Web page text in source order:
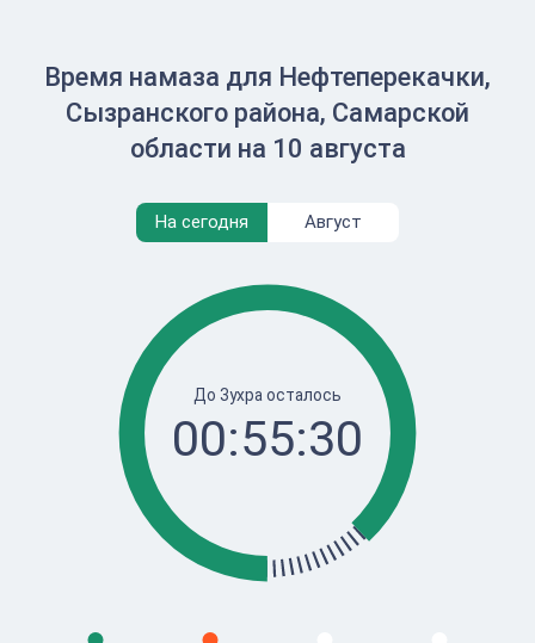
Время намаза для Нефтеперекачки,
Сызранского района, Самарской
области на 10 августа
На сегодня Август
До Зухра осталось
00:55:30